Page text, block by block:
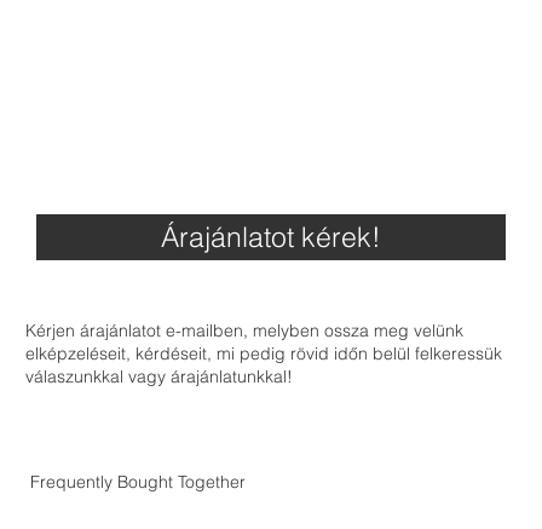
Árajánlatot kérek!
Kérjen árajánlatot e-mailben, melyben ossza meg velünk
elképzeléseit, kérdéseit, mi pedig rövid időn belül felkeressük
válaszunkkal vagy árajánlatunkkal!
Frequently Bought Together